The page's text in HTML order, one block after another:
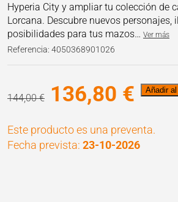
Hyperia City y ampliar tu colección de
Lorcana. Descubre nuevos personajes,
posibilidades para tus mazos… Ver más
Referencia: 4050368901026
144,00€ El
original
era:
136,80 € El
es:
City
Añadir
Este producto es una preventa.
Fecha prevista: 23-10-2026